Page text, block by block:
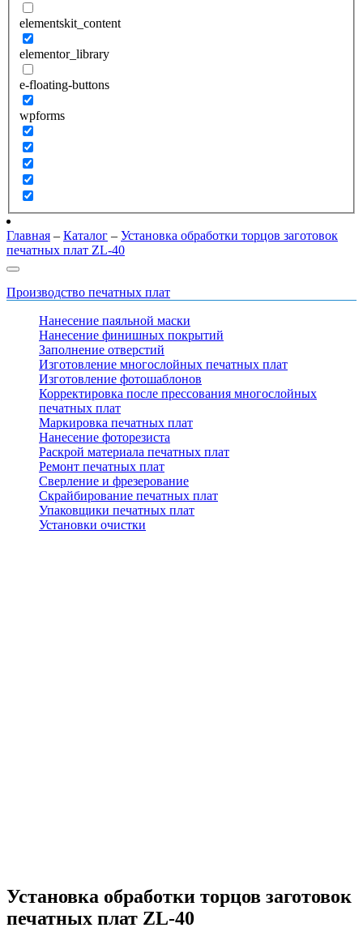
elementskit_content
elementor_library
e-floating-buttons
wpforms
Главная – Каталог – Установка обработки торцов заготовок
печатных плат ZL-40
Производство печатных плат
Нанесение паяльной маски
Нанесение финишных покрытий
Заполнение отверстий
Изготовление многослойных печатных плат
Изготовление фотошаблонов
Корректировка после прессования многослойных
печатных плат
Маркировка печатных плат
Нанесение фоторезиста
Раскрой материала печатных плат
Ремонт печатных плат
Сверление и фрезерование
Скрайбирование печатных плат
Упаковщики печатных плат
Установки очистки
Установка обработки торцов заготовок
печатных плат ZL-40